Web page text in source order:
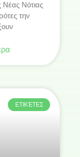
Νέας Νότιας
την
ΕΤΙΚΈΤΕΣ